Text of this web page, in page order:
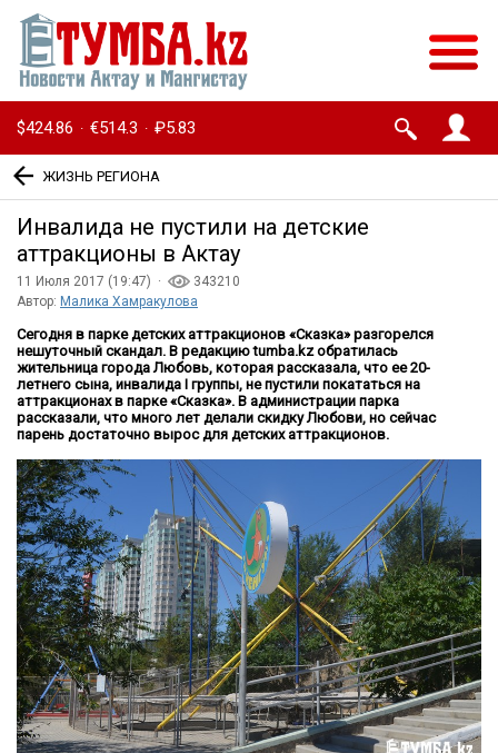
$424.86 · €514.3 · ₽5.83
ЖИЗНЬ РЕГИОНА
Инвалида не пустили на детские
аттракционы в Актау
11 Июля 2017 (19:47) ·
343210
Автор: Малика Хамракулова
Сегодня в парке детских аттракционов «Сказка» разгорелся
нешуточный скандал. В редакциюtumba.kzобратилась
жительница города Любовь, которая рассказала, что ее 20-
летнего сына, инвалида I группы, не пустили покататься на
аттракционах в парке «Сказка». В администрации парка
рассказали, что много лет делали скидку Любови, но сейчас
парень достаточно вырос для детских аттракционов.